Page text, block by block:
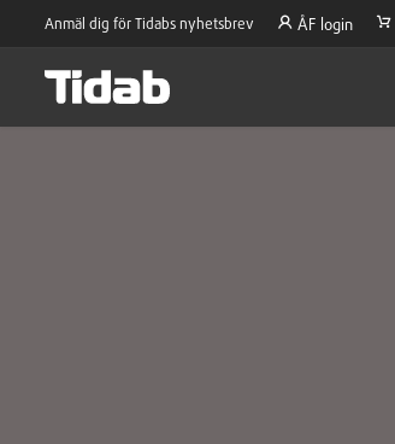
Anmäl dig för Tidabs nyhetsbrev ÅF login